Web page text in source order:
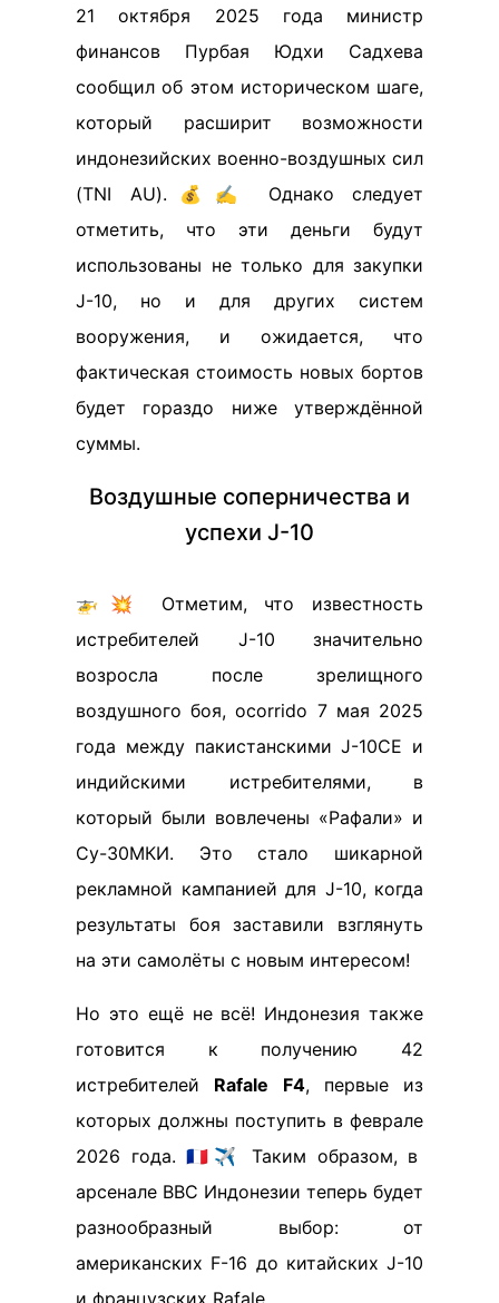
21 октября 2025 года министр
финансов Пурбая Юдхи Садхева
сообщил об этом историческом шаге,
который расширит возможности
индонезийских военно-воздушных сил
(TNI AU).💰✍️ Однако следует
отметить, что эти деньги будут
использованы не только для закупки
J-10, но и для других систем
вооружения, и ожидается, что
фактическая стоимость новых бортов
будет гораздо ниже утверждённой
суммы.
Воздушные соперничества и
успехи J-10
🚁💥 Отметим, что известность
истребителей J-10 значительно
возросла после зрелищного
воздушного боя, ocorrido 7 мая 2025
года между пакистанскими J-10CE и
индийскими истребителями, в
который были вовлечены «Рафали» и
Су-30МКИ. Это стало шикарной
рекламной кампанией для J-10, когда
результаты боя заставили взглянуть
на эти самолёты с новым интересом!
Но это ещё не всё! Индонезия также
готовится к получению 42
истребителей Rafale F4, первые из
которых должны поступить в феврале
2026 года. 🇫🇷✈️ Таким образом, в
арсенале ВВС Индонезии теперь будет
разнообразный выбор: от
американских F-16 до китайских J-10
и французских Rafale.